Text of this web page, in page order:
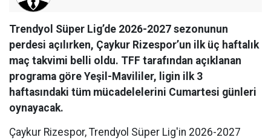
Trendyol Süper Lig’de 2026-2027 sezonunun
perdesi açılırken, Çaykur Rizespor’un ilk üç haftalık
maç takvimi belli oldu. TFF tarafından açıklanan
programa göre Yeşil-Mavililer, ligin ilk 3
haftasındaki tüm mücadelelerini Cumartesi günleri
oynayacak.
Çaykur Rizespor, Trendyol Süper Lig'in 2026-2027